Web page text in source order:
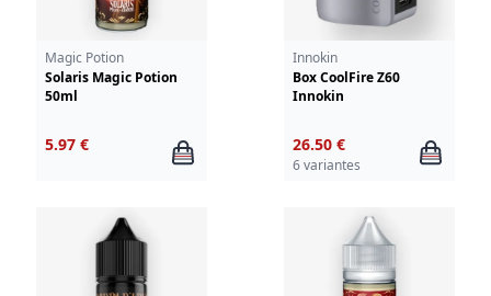
Magic Potion
Solaris Magic Potion
50ml
5.97 €
Innokin
Box CoolFire Z60
Innokin
26.50 €
6 variantes